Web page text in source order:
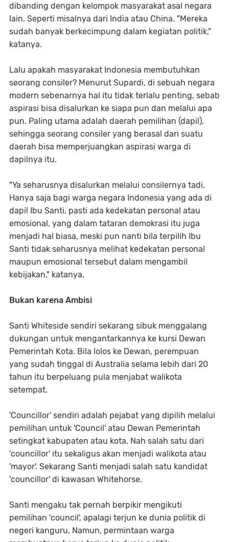
dibanding dengan kelompok masyarakat asal negara
lain. Seperti misalnya dari India atau China. "Mereka
sudah banyak berkecimpung dalam kegiatan politik,"
katanya.
Lalu apakah masyarakat Indonesia membutuhkan
seorang consiler? Menurut Supardi, di sebuah negara
modern sebenarnya hal itu tidak terlalu penting, sebab
aspirasi bisa disalurkan ke siapa pun dan melalui apa
pun. Paling utama adalah daerah pemilihan (dapil),
sehingga seorang consiler yang berasal dari suatu
daerah bisa memperjuangkan aspirasi warga di
dapilnya itu.
"Ya seharusnya disalurkan melalui consilernya tadi.
Hanya saja bagi warga negara Indonesia yang ada di
dapil Ibu Santi, pasti ada kedekatan personal atau
emosional, yang dalam tataran demokrasi itu juga
menjadi hal biasa, meski pun nanti bila terpilih Ibu
Santi tidak seharusnya melihat kedekatan personal
maupun emosional tersebut dalam mengambil
kebijakan," katanya.
Bukan karena Ambisi
Santi Whiteside sendiri sekarang sibuk menggalang
dukungan untuk mengantarkannya ke kursi Dewan
Pemerintah Kota. Bila lolos ke Dewan, perempuan
yang sudah tinggal di Australia selama lebih dari 20
tahun itu berpeluang pula menjabat walikota
setempat.
'Councillor' sendiri adalah pejabat yang dipilih melalui
pemilihan untuk 'Council' atau Dewan Pemerintah
setingkat kabupaten atau kota. Nah salah satu dari
'councillor' itu sekaligus akan menjadi walikota atau
'mayor'. Sekarang Santi menjadi salah satu kandidat
'councillor' di kawasan Whitehorse.
Santi mengaku tak pernah berpikir mengikuti
pemilihan 'council', apalagi terjun ke dunia politik di
negeri kanguru. Namun, permintaan warga